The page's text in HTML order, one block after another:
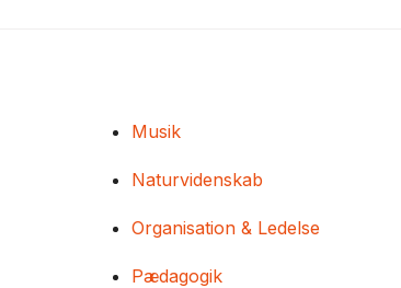
Musik
Naturvidenskab
Organisation & Ledelse
Pædagogik